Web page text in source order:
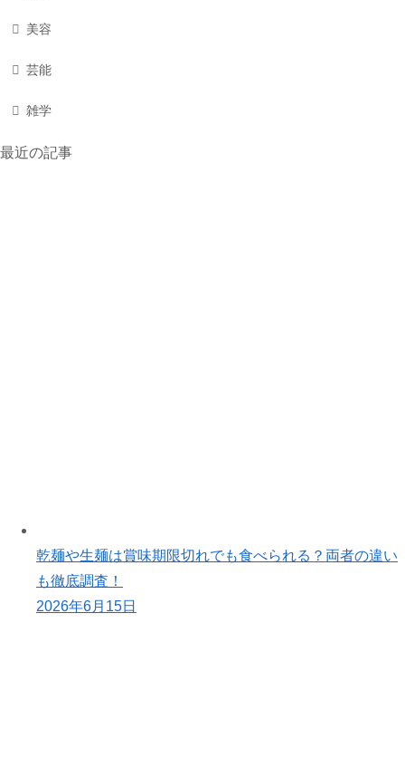
美容
芸能
雑学
最近の記事
乾麺や生麺は賞味期限切れでも食べられる？両者の違い
も徹底調査！
2026年6月15日